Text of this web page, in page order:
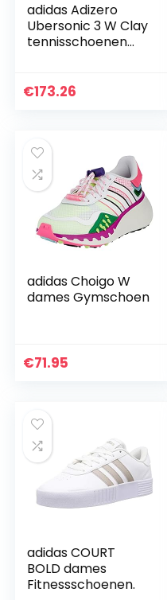
adidas Adizero
Ubersonic 3 W Clay
tennisschoenen
€173.26
adidas Choigo W
dames Gymschoen
€71.95
adidas COURT
BOLD dames
Fitnessschoenen.